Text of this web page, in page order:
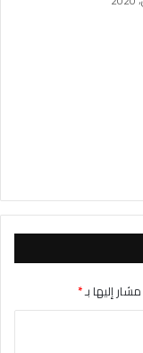
إليها بـ*